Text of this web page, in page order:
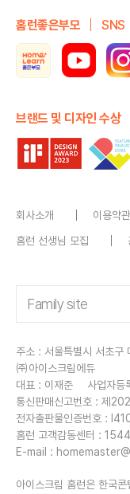
홈런좋은부모 SNS
브랜드 및 디자인 수상
회사소개 이용약관
홈런 선생님 모집
주소 : 서울특별시 서초
㈜아이스크림에듀
대표 : 이재준
사업자
통신판매신고번호 : 제
전자출판물인증번호 :
홈런 고객감동센터 :
E-mail :
아이스크림 홈런은 한국